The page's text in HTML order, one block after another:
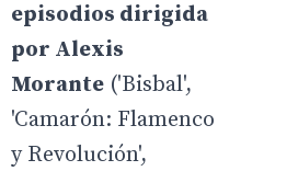
episodios dirigida
por Alexis
Morante ('Bisbal',
'Camarón: Flamenco
y Revolución',